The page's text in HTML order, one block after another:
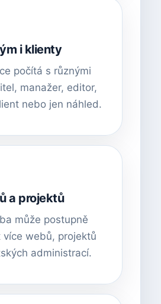
i klienty
počítá s různými
manažer, editor,
nebo jen náhled.
a projektů
může postupně
více webů, projektů
administrací.